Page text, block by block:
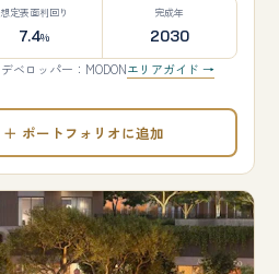
想定表面利回り
7.4%
完成年
2030
デベロッパー：MODONエリアガイド →
＋ ポートフォリオに追加